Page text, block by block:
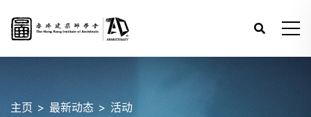
主页 最新动态 活动